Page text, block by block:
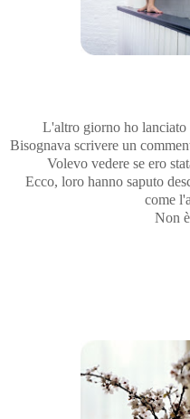
L'altro giorno ho
Bisognava scrivere un
Volevo vedere se ero
Ecco, loro hanno saputo
come
Non